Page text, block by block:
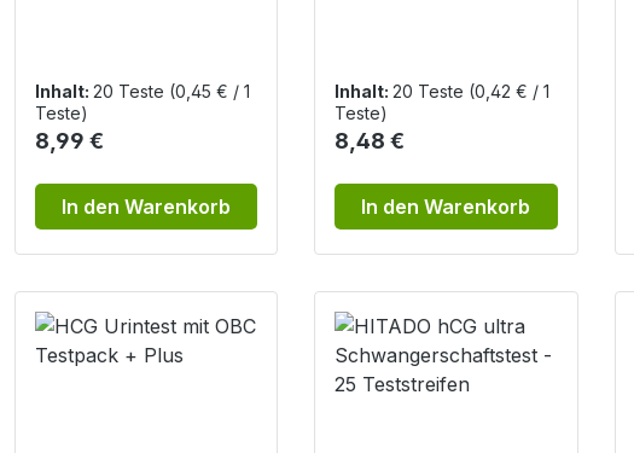
Inhalt: 20 Teste (0,45 € / 1
Teste)
Regulärer Preis:
8,99 €
In den Warenkorb
Inhalt:20 Teste (0,42 € / 1
Teste)
Regulärer Preis:
8,48 €
In den Warenkorb